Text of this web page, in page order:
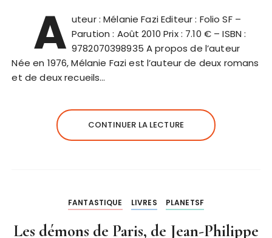
A uteur : Mélanie Fazi Editeur : Folio SF –
Parution : Août 2010 Prix : 7.10 € – ISBN :
9782070398935 A propos de l’auteur
Née en 1976, Mélanie Fazi est l’auteur de deux romans
et de deux recueils…
CONTINUER LA LECTURE
FANTASTIQUE LIVRES PLANETSF
Les démons de Paris, de Jean-Philippe